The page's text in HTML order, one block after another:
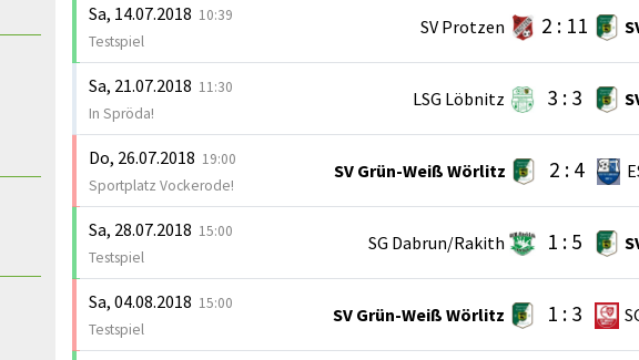
Sa, 14.07.2018 10:39
Testspiel
SV Protzen 2 : 11
Sa, 21.07.2018 11:30
In Spröda!
LSG Löbnitz 3 : 3
Do, 26.07.2018 19:00
Sportplatz Vockerode!
SV Grün-Weiß Wörlitz 2 : 4
Sa, 28.07.2018 15:00
Testspiel
SG Dabrun/Rakith 1 : 5
Sa, 04.08.2018 15:00
Testspiel
SV Grün-Weiß Wörlitz 1 : 3